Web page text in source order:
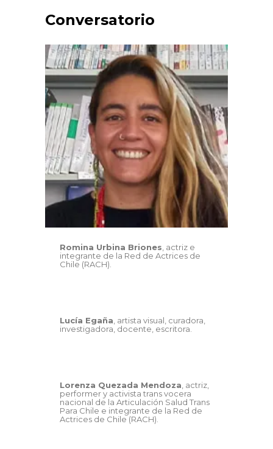
Conversatorio
Romina Urbina Briones , actriz e
integrante de la Red de Actrices de
Chile (RACH).
Lucía Egaña , artista visual, curadora,
investigadora, docente, escritora.
Lorenza Quezada Mendoza , actriz,
performer y activista trans vocera
nacional de la Articulación Salud Trans
Para Chile e integrante de la Red de
Actrices de Chile (RACH).